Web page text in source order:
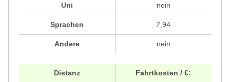
Uni
Sprachen
Andere
nein
7,94
nein
Distanz Fahrtkosten / €: